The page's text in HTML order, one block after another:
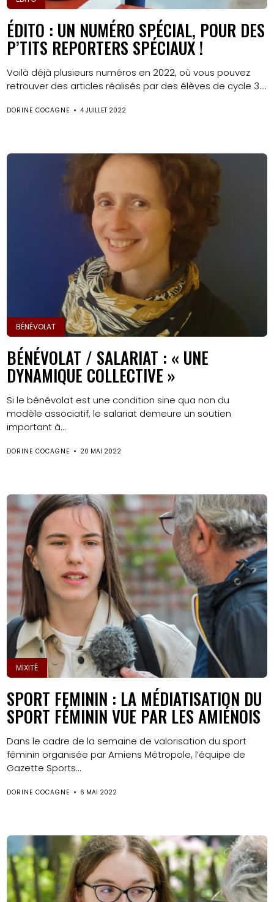
ÉDITO : UN NUMÉRO SPÉCIAL, POUR DES
P’TITS REPORTERS SPÉCIAUX !
Voilà déjà plusieurs numéros en 2022, où vous pouvez
retrouver des articles réalisés par des élèves de cycle 3....
DORINE COCAGNE 4 JUILLET 2022
BÉNÉVOLAT
BÉNÉVOLAT / SALARIAT : « UNE
DYNAMIQUE COLLECTIVE »
Si le bénévolat est une condition sine qua non du
modèle associatif, le salariat demeure un soutien
important à...
DORINE COCAGNE 20 MAI 2022
MIXITÉ
SPORT FEMININ : LA MÉDIATISATION DU
SPORT FÉMININ VUE PAR LES AMIÉNOIS
Dans le cadre de la semaine de valorisation du sport
féminin organisée par Amiens Métropole, l’équipe de
Gazette Sports...
DORINE COCAGNE 6 MAI 2022